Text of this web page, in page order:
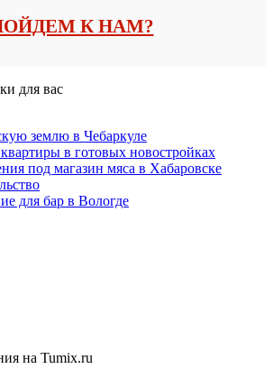
К НАМ?
для вас
землю в Чебаркуле
в готовых новостройках
под магазин мяса в Хабаровске
для бар в Вологде
на Tumix.ru